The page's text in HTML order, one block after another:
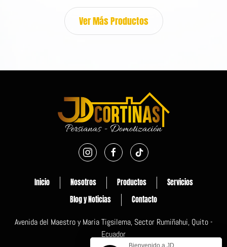
Ver Más Productos
Inicio Nosotros Productos
Servicios
Blog y Noticias
Contacto
Avenida del Maestro y Maria Tigsilema, Sector Rumiñahui, Quito -
Ecuador
Bienvenido a JD